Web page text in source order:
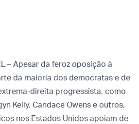
– Apesar da feroz oposição à
da maioria dos democratas e de
direita progressista, como
Kelly, Candace Owens e outros,
nos Estados Unidos apoiam de